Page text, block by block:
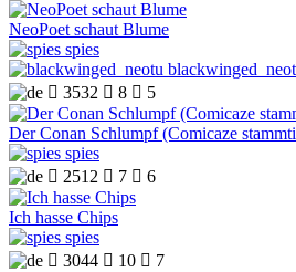
NeoPoet schaut Blume
spies
 3532  8  5
Der Conan Schlumpf (Comicaze
spies
 2512  7  6
Ich hasse Chips
spies
 3044  10  7